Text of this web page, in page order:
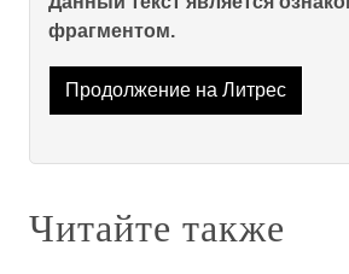
фрагментом.
Продолжение на Литрес
Читайте также